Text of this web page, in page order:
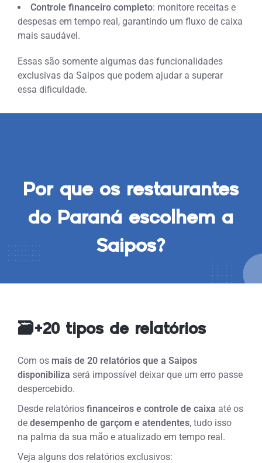
Controle financeiro completo: monitore receitas e
despesas em tempo real, garantindo um fluxo de caixa
mais saudável.
Essas são somente algumas das funcionalidades
exclusivas da Saipos que podem ajudar a superar
essa dificuldade.
Por que os restaurantes
do Paraná escolhem a
Saipos?
🗃️+20 tipos de relatórios
Com os mais de 20 relatórios que a Saipos
disponibiliza será impossível deixar que um erro passe
despercebido.
Desde relatóriosfinanceiros e controle de caixa até os
dedesempenho de garçom e atendentes, tudo isso
na palma da sua mão e atualizado em tempo real.
Veja alguns dos relatórios exclusivos: